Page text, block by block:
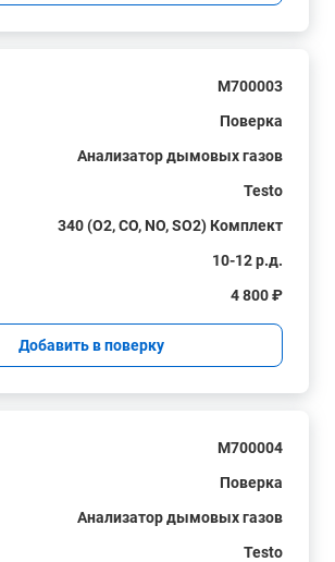
M700003
Поверка
Анализатор дымовых газов
Testo
340 (O2, CO, NO, SO2) Комплект
10-12 р.д.
4 800 ₽
Добавить в поверку
M700004
Поверка
Анализатор дымовых газов
Testo